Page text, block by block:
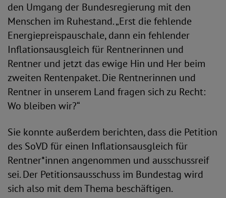
den Umgang der Bundesregierung mit den
Menschen im Ruhestand. „Erst die fehlende
Energiepreispauschale, dann ein fehlender
Inflationsausgleich für Rentnerinnen und
Rentner und jetzt das ewige Hin und Her beim
zweiten Rentenpaket. Die Rentnerinnen und
Rentner in unserem Land fragen sich zu Recht:
Wo bleiben wir?“
Sie konnte außerdem berichten, dass die Petition
des SoVD für einen Inflationsausgleich für
Rentner*innen angenommen und ausschussreif
sei. Der Petitionsausschuss im Bundestag wird
sich also mit dem Thema beschäftigen.